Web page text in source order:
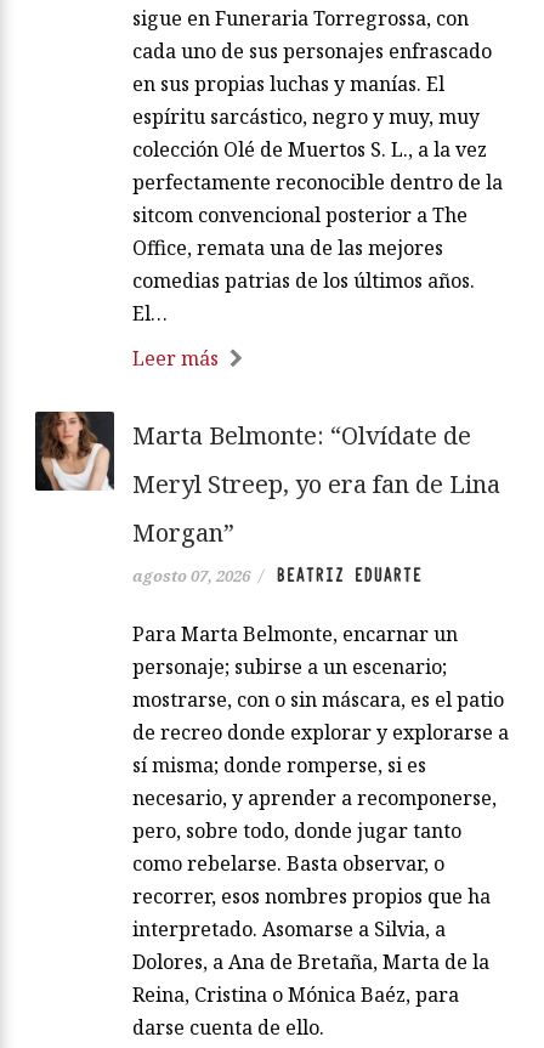
sigue en Funeraria Torregrossa, con
cada uno de sus personajes enfrascado
en sus propias luchas y manías. El
espíritu sarcástico, negro y muy, muy
colección Olé de Muertos S. L., a la vez
perfectamente reconocible dentro de la
sitcom convencional posterior a The
Office, remata una de las mejores
comedias patrias de los últimos años.
El…
Leer más
Marta Belmonte: “Olvídate de
Meryl Streep, yo era fan de Lina
Morgan”
agosto 07, 2026 / BEATRIZ EDUARTE
Para Marta Belmonte, encarnar un
personaje; subirse a un escenario;
mostrarse, con o sin máscara, es el patio
de recreo donde explorar y explorarse a
sí misma; donde romperse, si es
necesario, y aprender a recomponerse,
pero, sobre todo, donde jugar tanto
como rebelarse. Basta observar, o
recorrer, esos nombres propios que ha
interpretado. Asomarse a Silvia, a
Dolores, a Ana de Bretaña, Marta de la
Reina, Cristina o Mónica Baéz, para
darse cuenta de ello.